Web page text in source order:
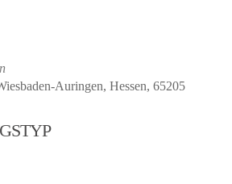
Auringen, Hessen, 65205